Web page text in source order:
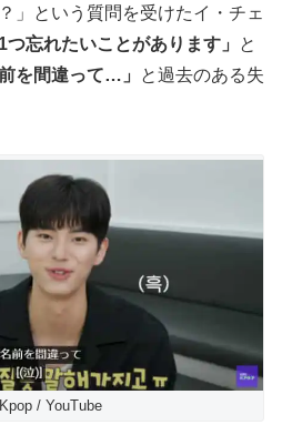
」という質問を受けたイ・チェ
1つ忘れたいことがあります」
と
を間違って…」
と過去のある失
/ YouTube